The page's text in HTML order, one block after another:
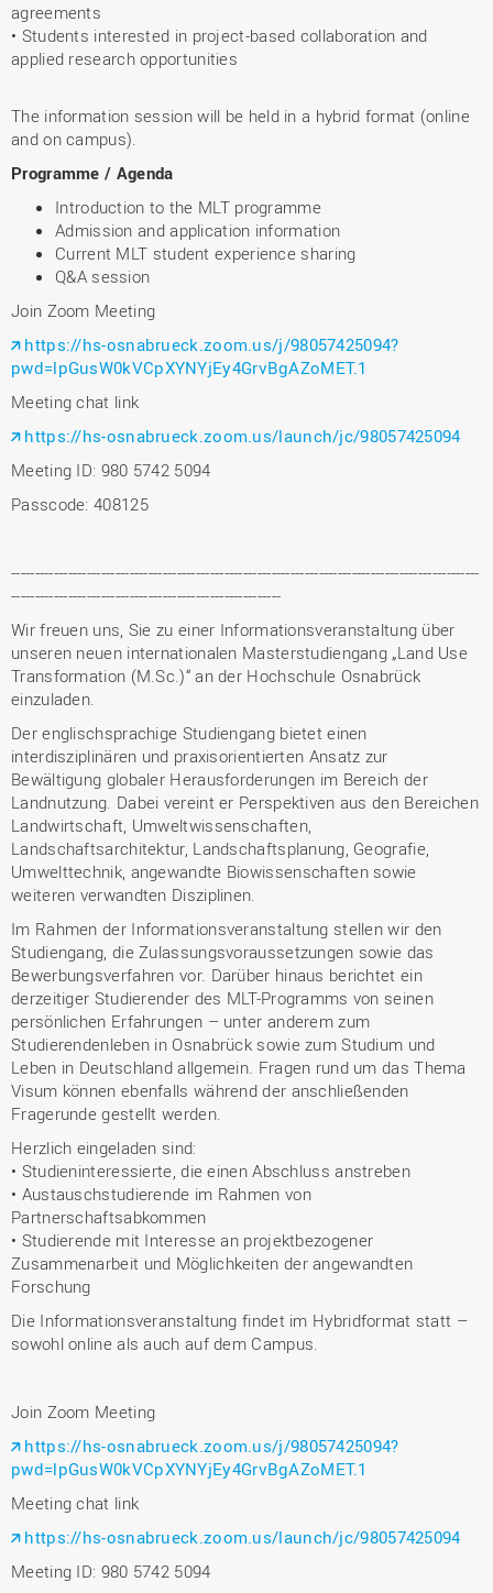
agreements
• Students interested in project-based collaboration and
applied research opportunities
The information session will be held in a hybrid format (online
and on campus).
Programme / Agenda
Introduction to the MLT programme
Admission and application information
Current MLT student experience sharing
Q&A session
Join Zoom Meeting
https://hs-osnabrueck.zoom.us/j/98057425094?
pwd=lpGusW0kVCpXYNYjEy4GrvBgAZoMET.1
Meeting chat link
https://hs-osnabrueck.zoom.us/launch/jc/98057425094
Meeting ID: 980 5742 5094
Passcode: 408125
---------------------------------------------------------------------------------------------------
---------------------------------------------------------
Wir freuen uns, Sie zu einer Informationsveranstaltung über
unseren neuen internationalen Masterstudiengang „Land Use
Transformation (M.Sc.)“ an der Hochschule Osnabrück
einzuladen.
Der englischsprachige Studiengang bietet einen
interdisziplinären und praxisorientierten Ansatz zur
Bewältigung globaler Herausforderungen im Bereich der
Landnutzung. Dabei vereint er Perspektiven aus den Bereichen
Landwirtschaft, Umweltwissenschaften,
Landschaftsarchitektur, Landschaftsplanung, Geografie,
Umwelttechnik, angewandte Biowissenschaften sowie
weiteren verwandten Disziplinen.
Im Rahmen der Informationsveranstaltung stellen wir den
Studiengang, die Zulassungsvoraussetzungen sowie das
Bewerbungsverfahren vor. Darüber hinaus berichtet ein
derzeitiger Studierender des MLT-Programms von seinen
persönlichen Erfahrungen – unter anderem zum
Studierendenleben in Osnabrück sowie zum Studium und
Leben in Deutschland allgemein. Fragen rund um das Thema
Visum können ebenfalls während der anschließenden
Fragerunde gestellt werden.
Herzlich eingeladen sind:
• Studieninteressierte, die einen Abschluss anstreben
• Austauschstudierende im Rahmen von
Partnerschaftsabkommen
• Studierende mit Interesse an projektbezogener
Zusammenarbeit und Möglichkeiten der angewandten
Forschung
Die Informationsveranstaltung findet im Hybridformat statt –
sowohl online als auch auf dem Campus.
Join Zoom Meeting
https://hs-osnabrueck.zoom.us/j/98057425094?
pwd=lpGusW0kVCpXYNYjEy4GrvBgAZoMET.1
Meeting chat link
https://hs-osnabrueck.zoom.us/launch/jc/98057425094
Meeting ID: 980 5742 5094